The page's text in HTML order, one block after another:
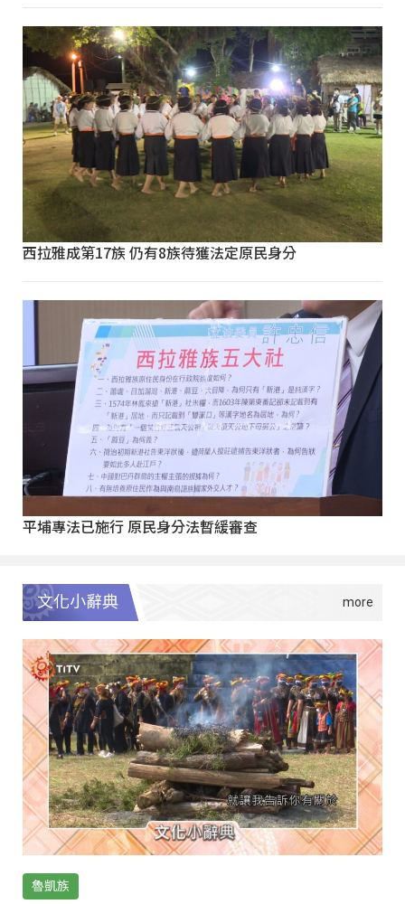
西拉雅成第17族 仍有8族待獲法定原民身分
平埔專法已施行 原民身分法暫緩審查
文化小辭典
魯凱族